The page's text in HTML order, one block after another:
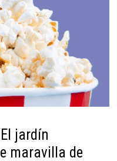
jardín
maravilla de